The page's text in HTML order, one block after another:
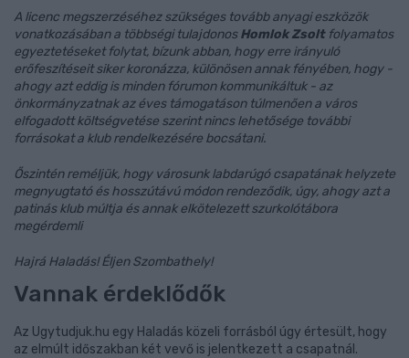
A licenc megszerzéséhez szükséges tovább anyagi eszközök
vonatkozásában a többségi tulajdonos Homlok Zsolt folyamatos
egyeztetéseket folytat, bízunk abban, hogy erre irányuló
erőfeszítéseit siker koronázza, különösen annak fényében, hogy -
ahogy azt eddig is minden fórumon kommunikáltuk - az
önkormányzatnak az éves támogatáson túlmenően a város
elfogadott költségvetése szerint nincs lehetősége további
forrásokat a klub rendelkezésére bocsátani.
Őszintén reméljük, hogy városunk labdarúgó csapatának helyzete
megnyugtató és hosszútávú módon rendeződik, úgy, ahogy azt a
patinás klub múltja és annak elkötelezett szurkolótábora
megérdemli
Hajrá Haladás! Éljen Szombathely!
Vannak érdeklődők
Az Ugytudjuk.hu egy Haladás közeli forrásból úgy értesült, hogy
az elmúlt időszakban két vevő is jelentkezett a csapatnál.